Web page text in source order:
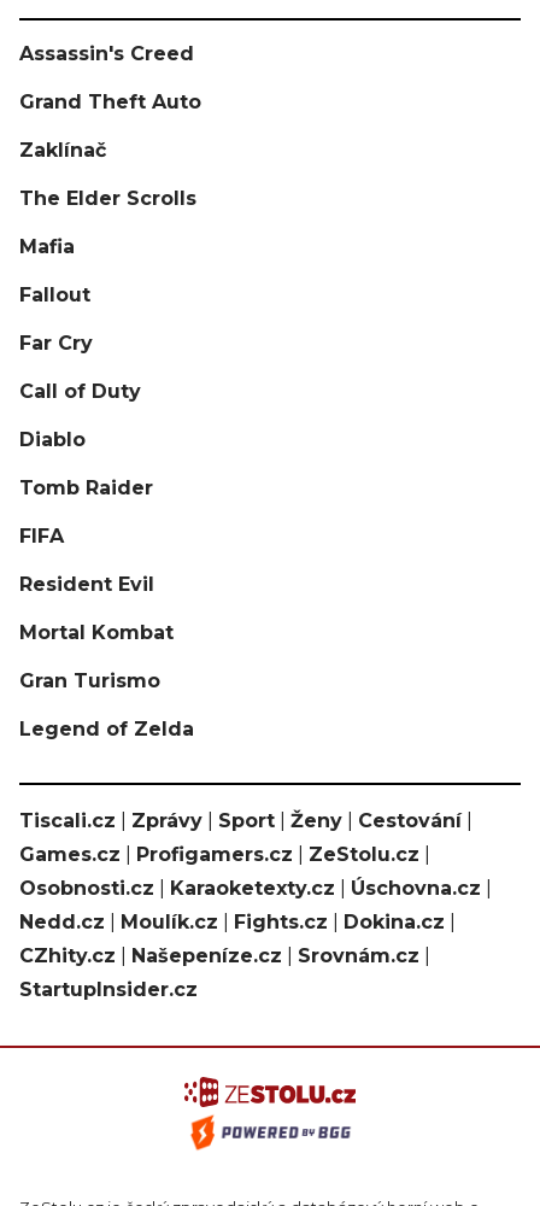
Assassin's Creed
Grand Theft Auto
Zaklínač
The Elder Scrolls
Mafia
Fallout
Far Cry
Call of Duty
Diablo
Tomb Raider
FIFA
Resident Evil
Mortal Kombat
Gran Turismo
Legend of Zelda
Tiscali.cz Zprávy Sport Ženy Cestování|
Games.cz
Profigamers.cz ZeStolu.cz
Osobnosti.cz
Karaoketexty.cz Úschovna.cz
Nedd.cz
Moulík.cz Fights.cz Dokina.cz
CZhity.cz
Našepeníze.cz Srovnám.cz
StartupInsider.cz